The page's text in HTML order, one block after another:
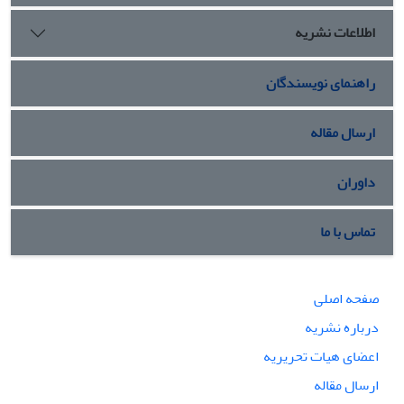
اطلاعات نشریه
راهنمای نویسندگان
ارسال مقاله
داوران
تماس با ما
صفحه اصلی
درباره نشریه
اعضای هیات تحریریه
ارسال مقاله